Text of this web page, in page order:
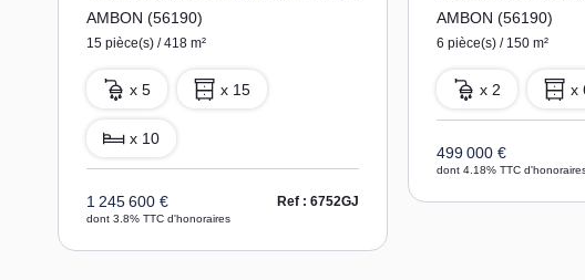
AMBON (56190)
15 pièce(s) / 418 m²
x 5 x 15
x 10
1 245 600 €
dont 3.8% TTC d'honoraires
Ref : 6752GJ
AMBON (56190)
6 pièce(s) / 150 m²
x 2 x
499 000 €
dont 4.18% TTC